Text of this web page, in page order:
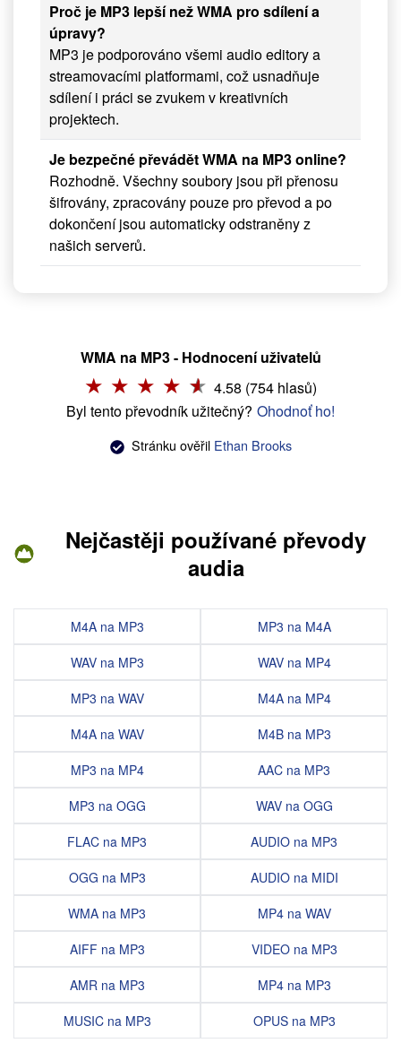
Proč je MP3 lepší než WMA pro sdílení a
úpravy?
MP3 je podporováno všemi audio editory a
streamovacími platformami, což usnadňuje
sdílení i práci se zvukem v kreativních
projektech.
Je bezpečné převádět WMA na MP3 online?
Rozhodně. Všechny soubory jsou při přenosu
šifrovány, zpracovány pouze pro převod a po
dokončení jsou automaticky odstraněny z
našich serverů.
WMA na MP3 - Hodnocení uživatelů
4.58 (754 hlasů)
Byl tento převodník užitečný? Ohodnoť ho!
Stránku ověřil Ethan Brooks
Nejčastěji používané převody
audia
M4A na MP3
WAV na MP3
MP3 na WAV
M4A na WAV
MP3 na MP4
MP3 na OGG
FLAC na MP3
OGG na MP3
WMA na MP3
AIFF na MP3
AMR na MP3
MUSIC na MP3
MP3 na M4A
WAV na MP4
M4A na MP4
M4B na MP3
AAC na MP3
WAV na OGG
AUDIO na MP3
AUDIO na MIDI
MP4 na WAV
VIDEO na MP3
MP4 na MP3
OPUS na MP3